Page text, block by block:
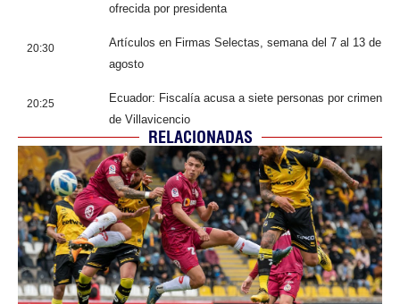
ofrecida por presidenta
20:30
Artículos en Firmas Selectas, semana del 7 al 13 de
agosto
20:25
Ecuador: Fiscalía acusa a siete personas por crimen
de Villavicencio
RELACIONADAS